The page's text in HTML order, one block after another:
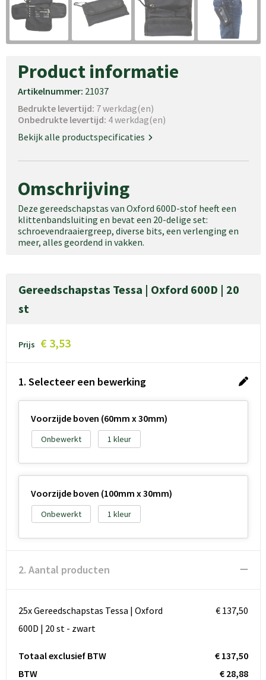
Product informatie
Artikelnummer: 21037
Bedrukte levertijd: 7 werkdag(en)
Onbedrukte levertijd: 4 werkdag(en)
Bekijk alle productspecificaties
Omschrijving
Deze gereedschapstas van Oxford 600D-stof heeft een
klittenbandsluiting en bevat een 20-delige set:
schroevendraaiergreep, diverse bits, een verlenging en
meer, alles geordend in vakken.
Gereedschapstas Tessa | Oxford 600D | 20
st
Prijs € 3,53
1. Selecteer een bewerking
Voorzijde boven (60mm x 30mm)
Onbewerkt 1
Voorzijde boven (100mm x 30mm)
Onbewerkt 1
2. Aantal producten
25x Gereedschapstas Tessa | Oxford
600D | 20 st - zwart
€ 137,50
Totaal exclusief BTW
€ 137,50
BTW
€ 28,88